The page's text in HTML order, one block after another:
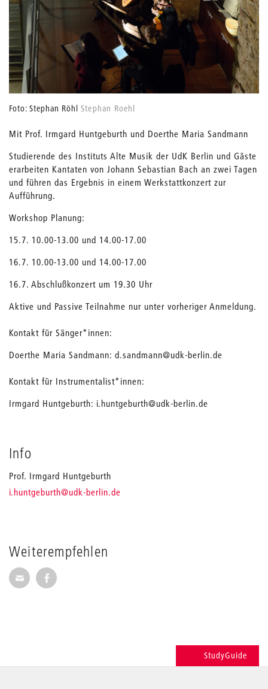
Weiterempfehlen
Seite per E-Mail weiterempfehlen
Seite auf Facebook weiterempfehlen
Foto: Stephan Röhl Stephan Roehl
Mit Prof. Irmgard Huntgeburth und Doerthe Maria Sandmann
Studierende des Instituts Alte Musik der UdK Berlin und Gäste
erarbeiten Kantaten von Johann Sebastian Bach an zwei Tagen
und führen das Ergebnis in einem Werkstattkonzert zur
Aufführung.
Workshop Planung:
15.7. 10.00-13.00 und 14.00-17.00
16.7. 10.00-13.00 und 14.00-17.00
16.7. Abschlußkonzert um 19.30 Uhr
Aktive und Passive Teilnahme nur unter vorheriger Anmeldung.
Kontakt für Sänger*innen:
Doerthe Maria Sandmann: d.sandmann@udk-berlin.de
Kontakt für Instrumentalist*innen:
Irmgard Huntgeburth: i.huntgeburth@udk-berlin.de
Info
Prof. Irmgard Huntgeburth
i.huntgeburth_
@udk-berlin.de
StudyGuide